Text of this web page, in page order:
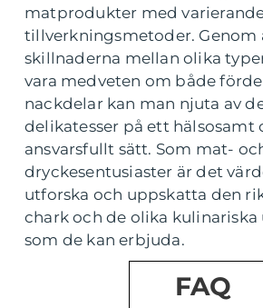
matprodukter med
tillverkningsmetoder. Genom
skillnaderna mellan olika
vara medveten om både
nackdelar kan man njuta av
delikatesser på ett hälsosamt
ansvarsfullt sätt. Som mat-
dryckesentusiaster är det
utforska och uppskatta den
chark och de olika kulinariska
som de kan erbjuda.
FAQ